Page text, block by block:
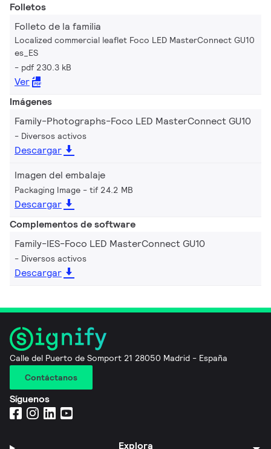
Folletos
Folleto de la familia
Localized commercial leaflet Foco LED MasterConnect GU10
es_ES
pdf 230.3 kB
Ver
Imágenes
Family-Photographs-Foco LED MasterConnect GU10
Diversos activos
Descargar
Imagen del embalaje
Packaging Image tif 24.2 MB
Descargar
Complementos de software
Family-IES-Foco LED MasterConnect GU10
Diversos activos
Descargar
Calle del Puerto de Somport 21 28050 Madrid - España
Contáctanos
Síguenos
Explora